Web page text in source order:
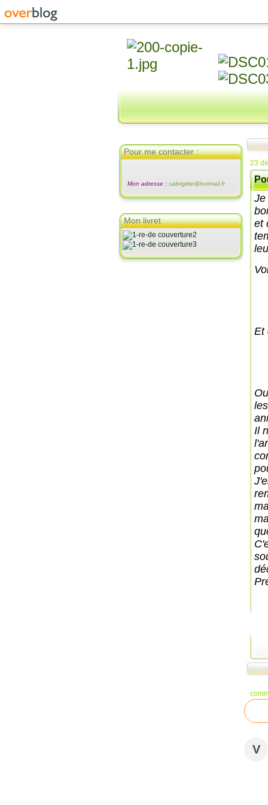
Pour me contacter :
Mon adresse : sabrigitte@hotmail.fr
Mon livret
23
Je
et
Et
Il
V